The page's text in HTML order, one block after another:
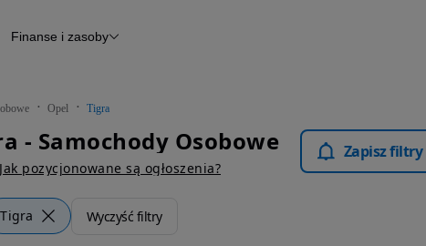
Raport z inspekcji
Otomoto News
Finanse i zasoby
Opel Tigra
- Samochody Osobowe
Jak pozycjonowane są ogłoszenia?
Zapisz
Tigra Wyczyść filtry